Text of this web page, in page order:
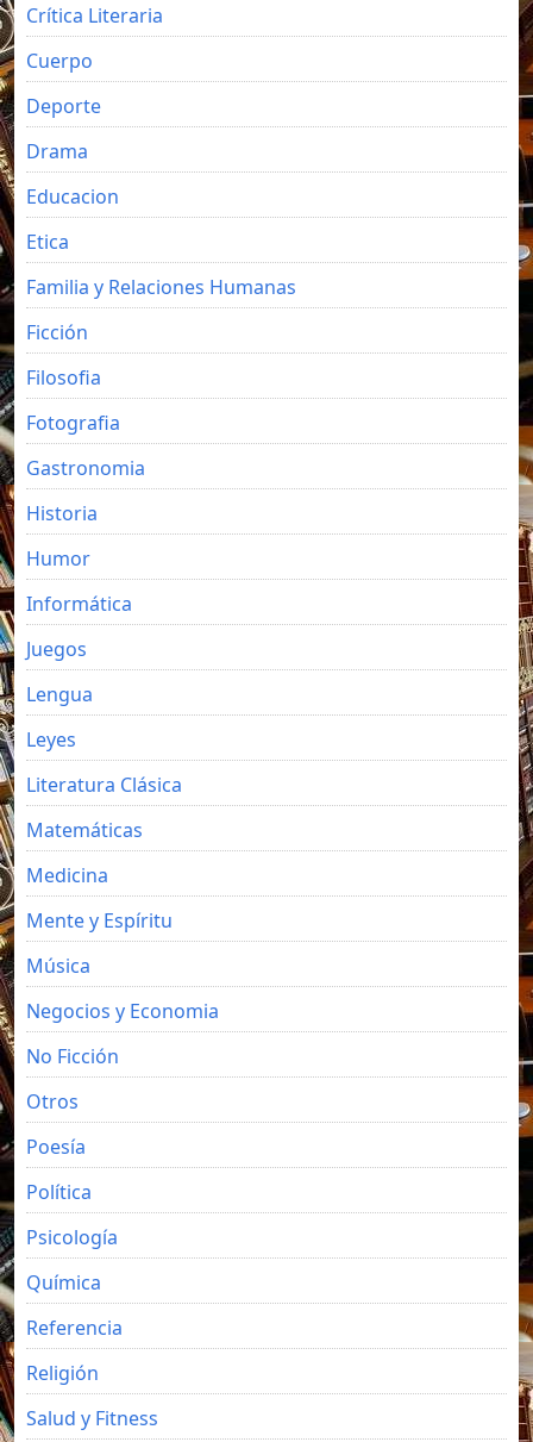
Crítica Literaria
Cuerpo
Deporte
Drama
Educacion
Etica
Familia y Relaciones Humanas
Ficción
Filosofia
Fotografia
Gastronomia
Historia
Humor
Informática
Juegos
Lengua
Leyes
Literatura Clásica
Matemáticas
Medicina
Mente y Espíritu
Música
Negocios y Economia
No Ficción
Otros
Poesía
Política
Psicología
Química
Referencia
Religión
Salud y Fitness